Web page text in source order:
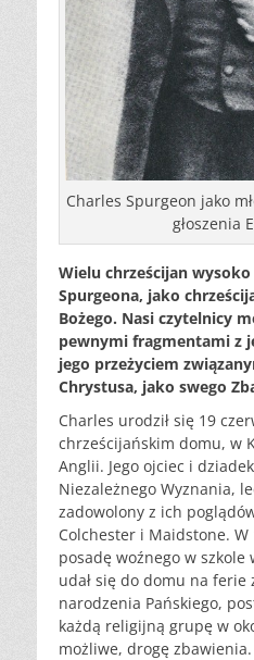
Charles Spurgeon jako
głoszenia
Wielu chrześcijan wysoko
Spurgeona, jako
Bożego. Nasi czytelnicy
pewnymi fragmentami z
jego przeżyciem
Chrystusa, jako swego
Charles urodził się 19
chrześcijańskim domu, w
Anglii. Jego ojciec i
Niezależnego Wyznania,
zadowolony z ich
Colchester i Maidstone. W
posadę woźnego w
udał się do domu na ferie
narodzenia Pańskiego,
każdą religijną grupę w
możliwe, drogę zbawienia.